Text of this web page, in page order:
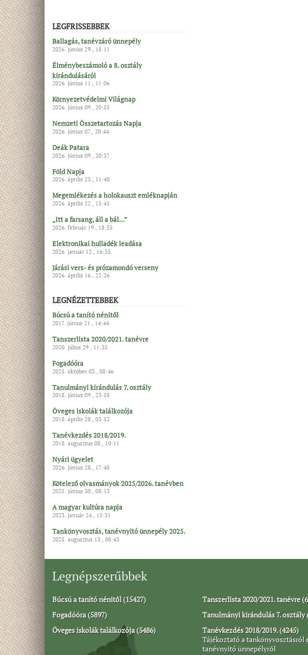
LEGFRISSEBBEK
Ballagás, tanévzáró ünnepély
2026. június 29., 18:11
Élménybeszámoló a 8. osztály
kirándulásáról
2026. június 11., 11:06
Környezetvédelmi Világnap
2026. június 09., 20:55
Nemzeti Összetartozás Napja
2026. június 07., 20:44
Deák Patara
2026. június 09., 20:37
Föld Napja
2026. április 23., 11:40
Megemlékezés a holokauszt emléknapján
2026. április 22., 15:45
„Itt a farsang, áll a bál…”
2026. február 19., 18:35
Elektronikai hulladék leadása
2026. január 12., 16:33
Járási vers- és prózamondó verseny
2026. április 16., 22:26
LEGNÉZETTEBBEK
Búcsú a tanító nénitől
2017. június 21., 14:44
Tanszerlista 2020/2021. tanévre
2020. július 29., 11:35
Fogadóóra
2025. október 03., 08:46
Tanulmányi kirándulás 7. osztály
2018. június 09., 23:58
Öveges iskolák találkozója
2018. április 28., 03:52
Tanévkezdés 2018/2019.
2018. augusztus 08., 10:11
Nyári ügyelet
2026. június 28., 17:48
Kötelező olvasmányok 2025/2026. tanévben
2025. június 30., 08:13
A magyar kultúra napja
2023. január 24., 13:31
Tankönyvosztás, tanévnyitó ünnepély 2025.
2025. augusztus 13., 08:43
Legnépszerűbbek
Búcsú a tanító nénitől (15427)
Fogadóóra (5897)
Öveges iskolák találkozója (5486)
Tanszerlista 2020/2021. tanévre
Tanulmányi kirándulás 7. osztály
Tanévkezdés 2018/2019. (4245)
Tájékoztató a tankönyvosztásról
tanévnyitó ünnepélyről